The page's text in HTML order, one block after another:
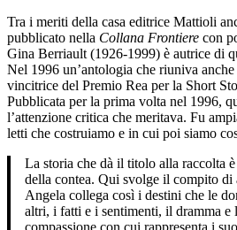
Tra i meriti della casa editrice Mattioli
pubblicato nella Collana Frontiere con
Gina Berriault (1926-1999) è autrice di
Nel 1996 un’antologia che riuniva
vincitrice del Premio Rea per la Short
Pubblicata per la prima volta nel 1996,
l’attenzione critica che meritava. Fu
letti che costruiamo e in cui poi siamo
La storia che dà il titolo alla raccolta
della contea. Qui svolge il compito di
Angela collega così i destini che le
altri, i fatti e i sentimenti, il dramma e
compassione con cui rappresenta i